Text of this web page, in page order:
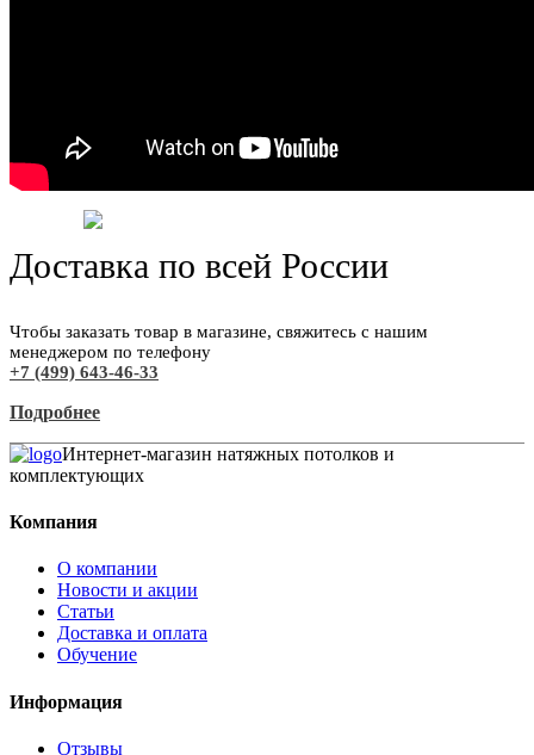
Доставка по всей России
Чтобы заказать товар в магазине, свяжитесь с нашим
менеджером по телефону
+7 (499) 643-46-33
Подробнее
Интернет-магазин натяжных потолков и
комплектующих
Компания
О компании
Новости и акции
Статьи
Доставка и оплата
Обучение
Информация
Отзывы